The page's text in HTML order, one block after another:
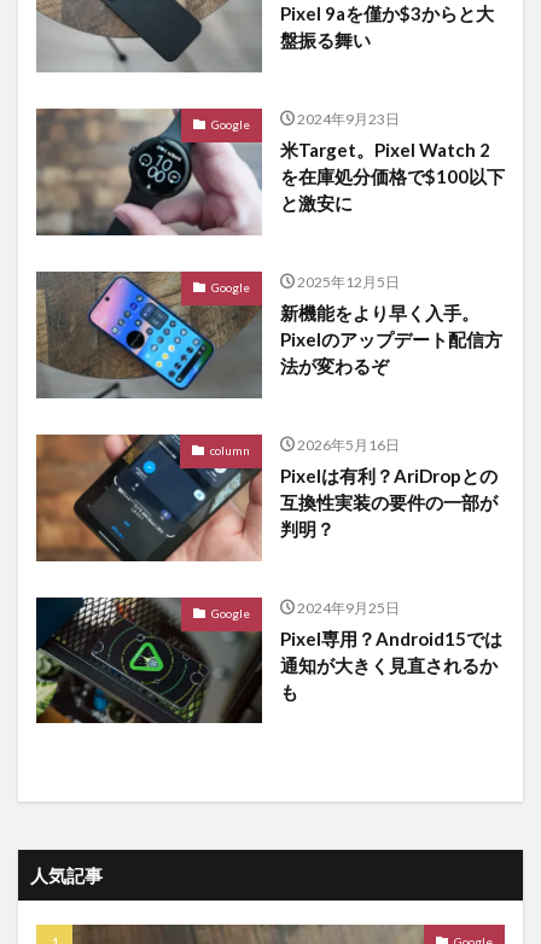
Pixel 9aを僅か$3からと大
盤振る舞い
Google 2024年9月23日
米Target。Pixel Watch 2
を在庫処分価格で$100以下
と激安に
Google 2025年12月5日
新機能をより早く入手。
Pixelのアップデート配信方
法が変わるぞ
column 2026年5月16日
Pixelは有利？AriDropとの
互換性実装の要件の一部が
判明？
Google 2024年9月25日
Pixel専用？Android15では
通知が大きく見直されるか
も
人気記事